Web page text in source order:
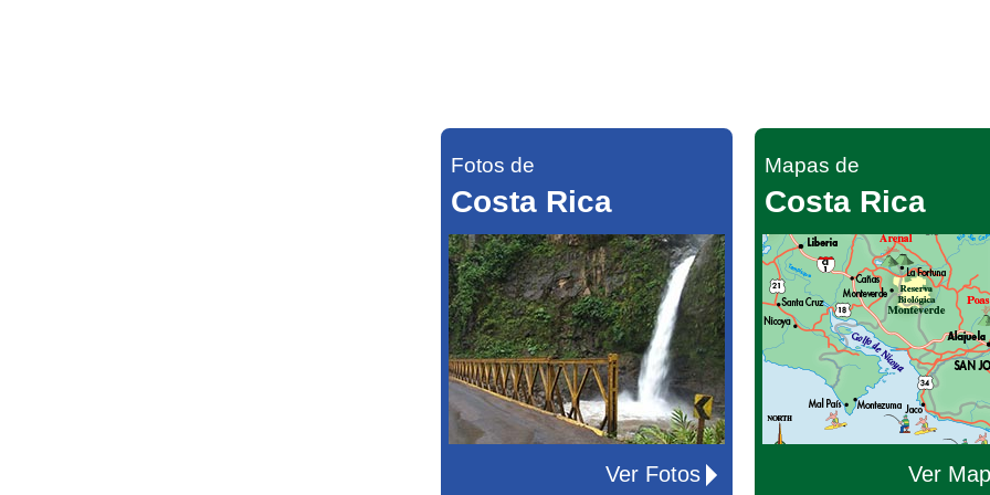
Mapas de
Costa Rica
Ver
Fotos de
Costa Rica
Ver Fotos